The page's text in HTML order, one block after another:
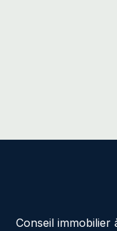
Conseil immobilier